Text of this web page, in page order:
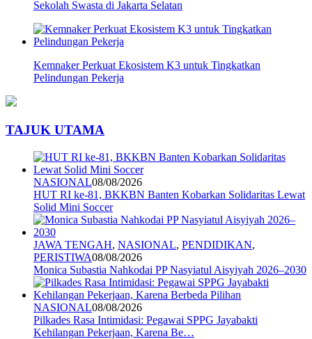
Sekolah Swasta di Jakarta Selatan
Kemnaker Perkuat Ekosistem K3 untuk Tingkatkan
Pelindungan Pekerja
TAJUK UTAMA
NASIONAL08/08/2026
HUT RI ke-81, BKKBN Banten Kobarkan Solidaritas Lewat
Solid Mini Soccer
JAWA TENGAH, NASIONAL, PENDIDIKAN,
PERISTIWA08/08/2026
Monica Subastia Nahkodai PP Nasyiatul Aisyiyah 2026–2030
NASIONAL08/08/2026
Pilkades Rasa Intimidasi: Pegawai SPPG Jayabakti
Kehilangan Pekerjaan, Karena Be…